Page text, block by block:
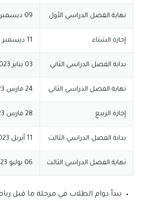
نهاية الفصل الدراسي الأول 09 ديسمبر 2022
إجازة الشتاء 11 ديسمبر 2022 – 01 يناير 2023
بداية الفصل الدراسي الثاني 03 يناير 2023
نهاية الفصل الدراسي الثاني 24 مارس 2023
إجازة الربيع 28 مارس 2023 – 08 أبريل 2023
بداية الفصل الدراسي الثالث 11 أبريل 2023
نهاية الفصل الدراسي الثالث 06 يوليو 2023
يبدأ دوام الطلاب في مرحلة ما قبل